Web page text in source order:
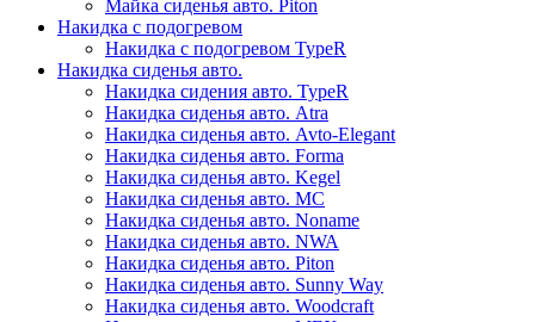
Майка сиденья авто. Piton
Накидка с подогревом
Накидка с подогревом TypeR
Накидка сиденья авто.
Накидка сидения авто. TypeR
Накидка сиденья авто. Atra
Накидка сиденья авто. Avto-Elegant
Накидка сиденья авто. Forma
Накидка сиденья авто. Kegel
Накидка сиденья авто. MC
Накидка сиденья авто. Noname
Накидка сиденья авто. NWA
Накидка сиденья авто. Piton
Накидка сиденья авто. Sunny Way
Накидка сиденья авто. Woodcraft